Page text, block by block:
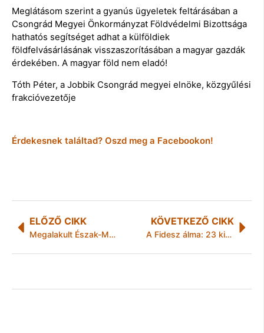
Meglátásom szerint a gyanús ügyeletek feltárásában a
Csongrád Megyei Önkormányzat Földvédelmi Bizottsága
hathatós segítséget adhat a külföldiek
földfelvásárlásának visszaszorításában a magyar gazdák
érdekében. A magyar föld nem eladó!
Tóth Péter, a Jobbik Csongrád megyei elnöke, közgyűlési
frakcióvezetője
Érdekesnek találtad? Oszd meg a Facebookon!
ELŐZŐ CIKK
Megalakult Észak-Magyarország aktívturisztikai klasztere az ECO-CEO
KÖVETKEZŐ CIKK
A Fidesz álma: 23 kiskirályság és az alattvalóik